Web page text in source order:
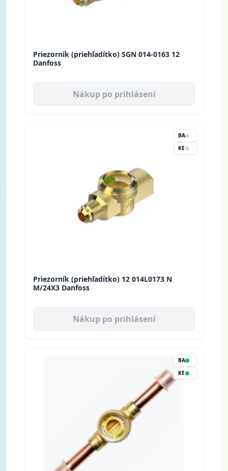
Priezorník (priehľadítko) SGN 014-0163 12
Danfoss
Nákup po prihlásení
BA
KE
Priezorník (priehľadítko) 12 014L0173 N
M/24X3 Danfoss
Nákup po prihlásení
BA
KE